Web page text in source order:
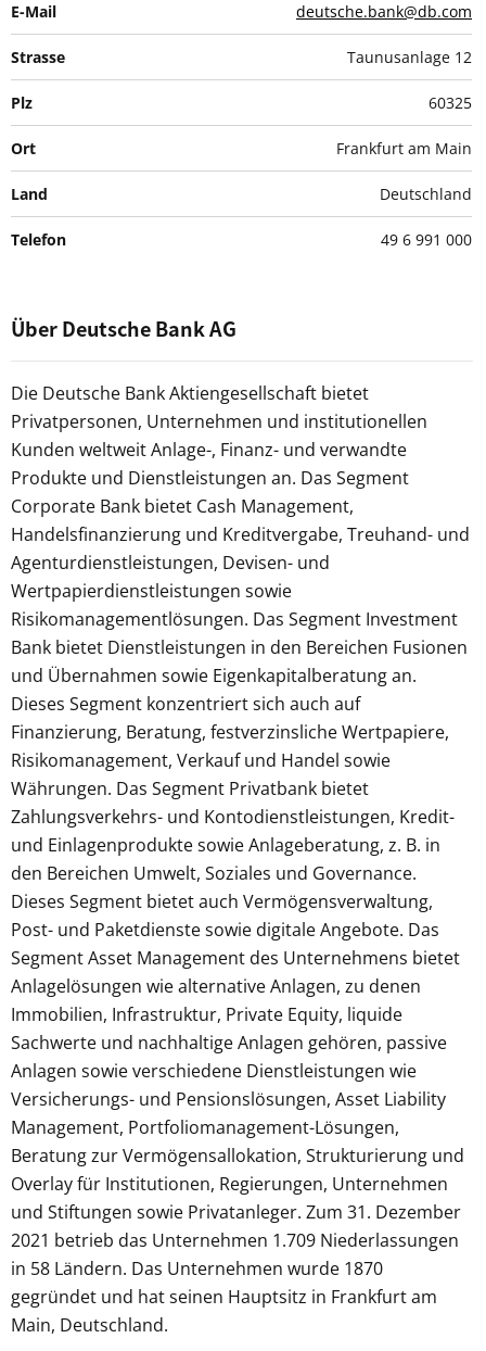
E-Mail deutsche.bank@db.com
Strasse Taunusanlage 12
Plz 60325
Ort Frankfurt am Main
Land Deutschland
Telefon 49 6 991 000
Über Deutsche Bank AG
Die Deutsche Bank Aktiengesellschaft bietet
Privatpersonen, Unternehmen und institutionellen
Kunden weltweit Anlage-, Finanz- und verwandte
Produkte und Dienstleistungen an. Das Segment
Corporate Bank bietet Cash Management,
Handelsfinanzierung und Kreditvergabe, Treuhand- und
Agenturdienstleistungen, Devisen- und
Wertpapierdienstleistungen sowie
Risikomanagementlösungen. Das Segment Investment
Bank bietet Dienstleistungen in den Bereichen Fusionen
und Übernahmen sowie Eigenkapitalberatung an.
Dieses Segment konzentriert sich auch auf
Finanzierung, Beratung, festverzinsliche Wertpapiere,
Risikomanagement, Verkauf und Handel sowie
Währungen. Das Segment Privatbank bietet
Zahlungsverkehrs- und Kontodienstleistungen, Kredit-
und Einlagenprodukte sowie Anlageberatung, z. B. in
den Bereichen Umwelt, Soziales und Governance.
Dieses Segment bietet auch Vermögensverwaltung,
Post- und Paketdienste sowie digitale Angebote. Das
Segment Asset Management des Unternehmens bietet
Anlagelösungen wie alternative Anlagen, zu denen
Immobilien, Infrastruktur, Private Equity, liquide
Sachwerte und nachhaltige Anlagen gehören, passive
Anlagen sowie verschiedene Dienstleistungen wie
Versicherungs- und Pensionslösungen, Asset Liability
Management, Portfoliomanagement-Lösungen,
Beratung zur Vermögensallokation, Strukturierung und
Overlay für Institutionen, Regierungen, Unternehmen
und Stiftungen sowie Privatanleger. Zum 31. Dezember
2021 betrieb das Unternehmen 1.709 Niederlassungen
in 58 Ländern. Das Unternehmen wurde 1870
gegründet und hat seinen Hauptsitz in Frankfurt am
Main, Deutschland.